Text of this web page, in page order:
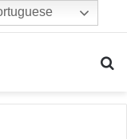
Mapel destaca versatilidade do poder da impressão na FuturePrint 2026